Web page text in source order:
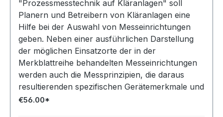
"Prozessmesstechnik auf Kläranlagen" soll
Planern und Betreibern von Kläranlagen eine
Hilfe bei der Auswahl von Messeinrichtungen
geben. Neben einer ausführlichen Darstellung
der möglichen Einsatzorte der in der
Merkblattreihe behandelten Messeinrichtungen
werden auch die Messprinzipien, die daraus
resultierenden spezifischen Gerätemerkmale und
die technischen Anforderungen an die Geräte
€56.00*